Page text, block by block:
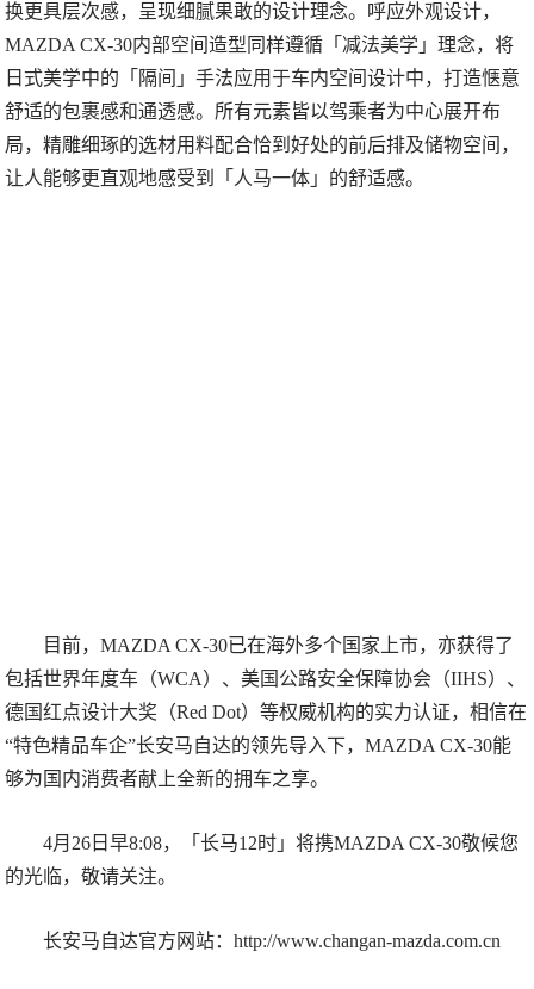
换更具层次感，呈现细腻果敢的设计理念。呼应外观设计，
MAZDA CX-30内部空间造型同样遵循「减法美学」理念，将
日式美学中的「隔间」手法应用于车内空间设计中，打造惬意
舒适的包裹感和通透感。所有元素皆以驾乘者为中心展开布
局，精雕细琢的选材用料配合恰到好处的前后排及储物空间，
让人能够更直观地感受到「人马一体」的舒适感。
目前，MAZDA CX-30已在海外多个国家上市，亦获得了
包括世界年度车（WCA）、美国公路安全保障协会（IIHS）、
德国红点设计大奖（Red Dot）等权威机构的实力认证，相信在
“特色精品车企”长安马自达的领先导入下，MAZDA CX-30能
够为国内消费者献上全新的拥车之享。
4月26日早8:08，「长马12时」将携MAZDA CX-30敬候您
的光临，敬请关注。
长安马自达官方网站：http://www.changan-mazda.com.cn